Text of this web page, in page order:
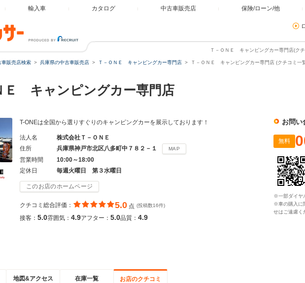
輸入車 カタログ 中古車販売店 保険/ローン/他
Ｔ－ＯＮＥ キャンピングカー専門店(ク
車販売店検索 兵庫県の中古車販売店 Ｔ－ＯＮＥ キャンピングカー専門店 Ｔ－ＯＮＥ キャンピングカー専門店 (クチコミ一
Ｅ キャンピングカー専門店
T-ONEは全国から選りすぐりのキャンピングカーを展示しております！
法人名
株式会社Ｔ－ＯＮＥ
住所
兵庫県神戸市北区八多町中７８２－１ MAP
営業時間
10:00～18:00
定休日
毎週火曜日 第３水曜日
このお店のホームページ
クチコミ総合評価： 5.0 点 (投稿数16件)
接客： 5.0雰囲気： 4.9アフター： 5.0品質： 4.9
お問い
無料
※一部ダイヤ
※車の購入に
せはご遠慮く
地図&アクセス 在庫一覧 お店のクチコミ